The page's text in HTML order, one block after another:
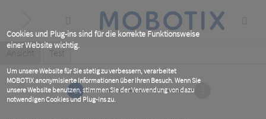
Cookies und Plug-ins sind für die korrekte Funktionsweise
einer Website wichtig.
Um unsere Website für Sie stetig zu verbessern, verarbeitet
MOBOTIX anonymisierte Informationen über Ihren Besuch. Wenn Sie
unsere Website benutzen, stimmen Sie der Verwendung von dazu
notwendigen Cookies und Plug-ins zu.
content
Primary
tabs
Ansicht (active
Test
1